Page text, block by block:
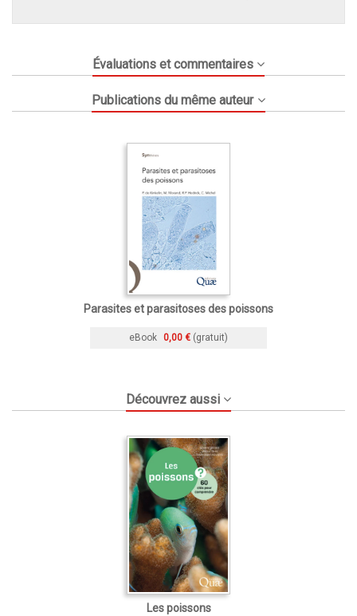
Évaluations et commentaires
Publications du même auteur
Parasites et parasitoses des poissons
eBook 0,00 € (gratuit)
Découvrez aussi
Les poissons